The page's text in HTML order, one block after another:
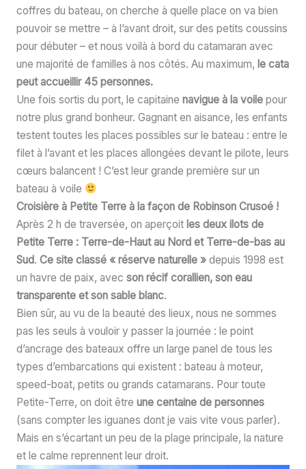
coffres du bateau, on cherche à quelle place on va bien
pouvoir se mettre – à l’avant droit, sur des petits coussins
pour débuter – et nous voilà à bord du catamaran avec
une majorité de familles à nos côtés. Au maximum, le cata
peut accueillir 45 personnes.
Une fois sortis du port, le capitaine navigue à la voilepour
notre plus grand bonheur. Gagnant en aisance, les enfants
testent toutes les places possibles sur le bateau : entre le
filet à l’avant et les places allongées devant le pilote, leurs
cœurs balancent ! C’est leur grande première sur un
bateau à voile
Croisière à Petite Terre à la façon de Robinson Crusoé !
Après 2 h de traversée, on aperçoit les deux ilots de
Petite Terre : Terre-de-Haut au Nord et Terre-de-bas au
Sud. Ce site classé « réserve naturelle »depuis 1998 est
un havre de paix, avec son récif corallien, son eau
transparente et son sable blanc.
Bien sûr, au vu de la beauté des lieux, nous ne sommes
pas les seuls à vouloir y passer la journée : le point
d’ancrage des bateaux offre un large panel de tous les
types d’embarcations qui existent : bateau à moteur,
speed-boat, petits ou grands catamarans. Pour toute
Petite-Terre, on doit être une centaine de personnes
(sans compter les iguanes dont je vais vite vous parler).
Mais en s’écartant un peu de la plage principale, la nature
et le calme reprennent leur droit.